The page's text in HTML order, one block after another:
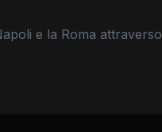
e la Roma attraverso